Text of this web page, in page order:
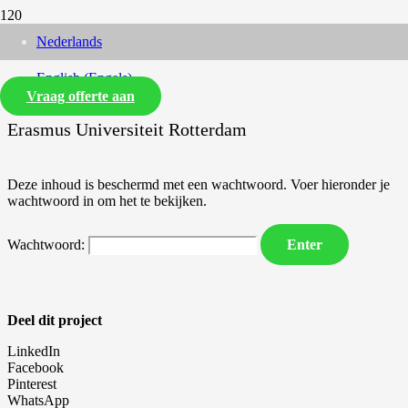
Nederlands
English(Engels)
Vraag offerte aan
Eric Thee
Erasmus Universiteit Rotterdam
Deze inhoud is beschermd met een wachtwoord. Voer hieronder je
wachtwoord in om het te bekijken.
Wachtwoord:
Deel dit project
LinkedIn
Facebook
Pinterest
WhatsApp